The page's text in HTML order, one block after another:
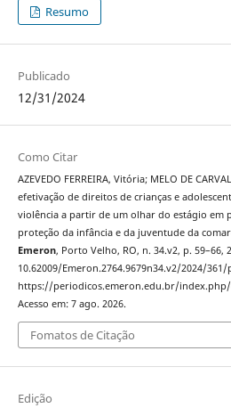
Resumo
Publicado
12/31/2024
Como Citar
AZEVEDO FERREIRA, Vitória; MELO DE
efetivação de direitos de crianças e
violência a partir de um olhar do estágio em
proteção da infância e da juventude da
Emeron, Porto Velho, RO, n. 34.v2, p. 59–66,
10.62009/Emeron.2764.9679n34.v2/2024/
https://periodicos.emeron.edu.br/
Acesso em: 7 ago. 2026.
Fomatos de Citação
Edição